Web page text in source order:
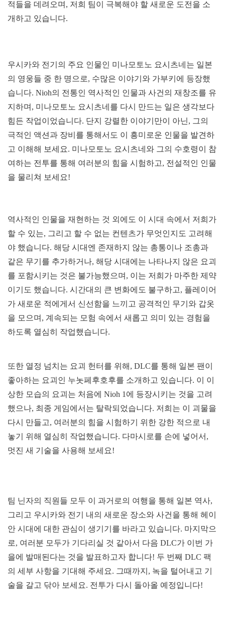
적들을 데려오며, 저희 팀이 극복해야 할 새로운 도전을 소
개하고 있습니다.
우시카와 전기의 주요 인물인 미나모토노 요시츠네는 일본
의 영웅들 중 한 명으로, 수많은 이야기와 가부키에 등장했
습니다. Nioh의 전통인 역사적인 인물과 사건의 재창조를 유
지하며, 미나모토노 요시츠네를 다시 만드는 일은 생각보다
힘든 작업이었습니다. 단지 강렬한 이야기만이 아닌, 그의
극적인 액션과 장비를 통해서도 이 흥미로운 인물을 발견하
고 이해해 보세요. 미나모토노 요시츠네와 그의 수호령이 참
여하는 전투를 통해 여러분의 힘을 시험하고, 전설적인 인물
을 물리쳐 보세요!
역사적인 인물을 재현하는 것 외에도 이 시대 속에서 저희가
할 수 있는, 그리고 할 수 없는 컨텐츠가 무엇인지도 고려해
야 했습니다. 해당 시대엔 존재하지 않는 총통이나 조총과
같은 무기를 추가하거나, 해당 시대에는 나타나지 않은 요괴
를 포함시키는 것은 불가능했으며, 이는 저희가 마주한 제약
이기도 했습니다. 시간대의 큰 변화에도 불구하고, 플레이어
가 새로운 적에게서 신선함을 느끼고 공격적인 무기와 갑옷
을 모으며, 계속되는 모험 속에서 새롭고 의미 있는 경험을
하도록 열심히 작업했습니다.
또한 열정 넘치는 요괴 헌터를 위해, DLC를 통해 일본 팬이
좋아하는 요괴인 누놋페후호후를 소개하고 있습니다. 이 이
상한 모습의 요괴는 처음에 Nioh 1에 등장시키는 것을 고려
했으나, 최종 게임에서는 탈락되었습니다. 저희는 이 괴물을
다시 만들고, 여러분의 힘을 시험하기 위한 강한 적으로 내
놓기 위해 열심히 작업했습니다. 다마시로를 손에 넣어서,
멋진 새 기술을 사용해 보세요!
팀 닌자의 직원들 모두 이 과거로의 여행을 통해 일본 역사,
그리고 우시카와 전기 내의 새로운 장소와 사건을 통해 헤이
안 시대에 대한 관심이 생기기를 바라고 있습니다. 마지막으
로, 여러분 모두가 기다리실 것 같아서 다음 DLC가 이번 가
을에 발매된다는 것을 발표하고자 합니다! 두 번째 DLC 팩
의 세부 사항을 기대해 주세요. 그때까지, 녹을 털어내고 기
술을 갈고 닦아 보세요. 전투가 다시 돌아올 예정입니다!